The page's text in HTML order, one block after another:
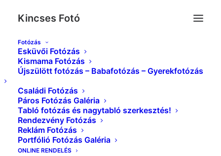
Kincses Fotó
Fotózás
Esküvői Fotózás
Kismama Fotózás
Újszülött fotózás – Babafotózás – Gyerekfotózás
Családi Fotózás
Páros Fotózás Galéria
Tabló fotózás és nagytabló szerkesztés!
Rendezvény Fotózás
Reklám Fotózás
Portfólió Fotózás Galéria
ONLINE RENDELÉS
_MG_1937__-2
Kezdőlap Esküvői Képek Galéria _MG_1937__-2